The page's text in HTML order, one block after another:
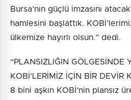
Bursa’nın güçlü imzasını
hamlesini başlattık.
ülkemize hayırlı olsun.” dedi.
“PLANSIZLIĞIN GÖLGESİNDE
KOBİ’LERİMİZ İÇİN BİR DEVİR
8 bini aşkın KOBİ’nin plansız